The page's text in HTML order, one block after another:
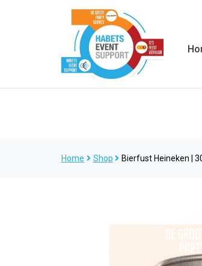
Home Shop Bierfust Heineken |